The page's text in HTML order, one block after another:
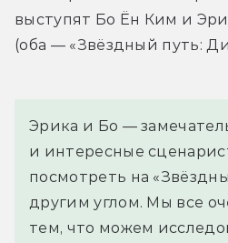
выступят Бо Ён Ким и
(оба — «Звёздный путь:
Эрика и Бо —
и интересные
посмотреть на
другим углом. Мы все
тем, что можем